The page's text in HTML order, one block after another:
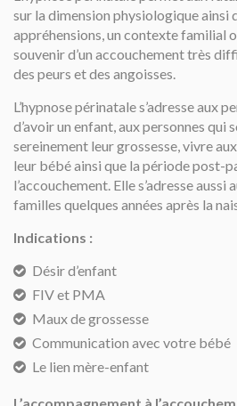
sur la dimension physiologique ainsi
appréhensions, un contexte familial
souvenir d’un accouchement très
des peurs et des angoisses.
L’hypnose périnatale s’adresse aux
d’avoir un enfant, aux personnes qui
sereinement leur grossesse, vivre
leur bébé ainsi que la période post-
l’accouchement. Elle s’adresse aussi
familles quelques années après la
Indications :
Désir d’enfant
FIV et PMA
Maux de grossesse
Communication avec votre bébé
Le lien mère-enfant